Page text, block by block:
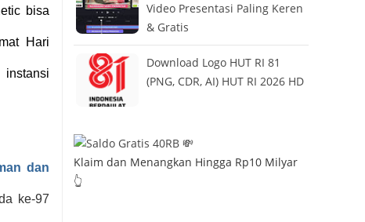
bisa
Hari
dan
ke-97
Video Presentasi Paling Keren
& Gratis
Download Logo HUT RI 81
(PNG, CDR, AI) HUT RI 2026 HD
Klaim dan Menangkan Hingga Rp10 Milyar
👆